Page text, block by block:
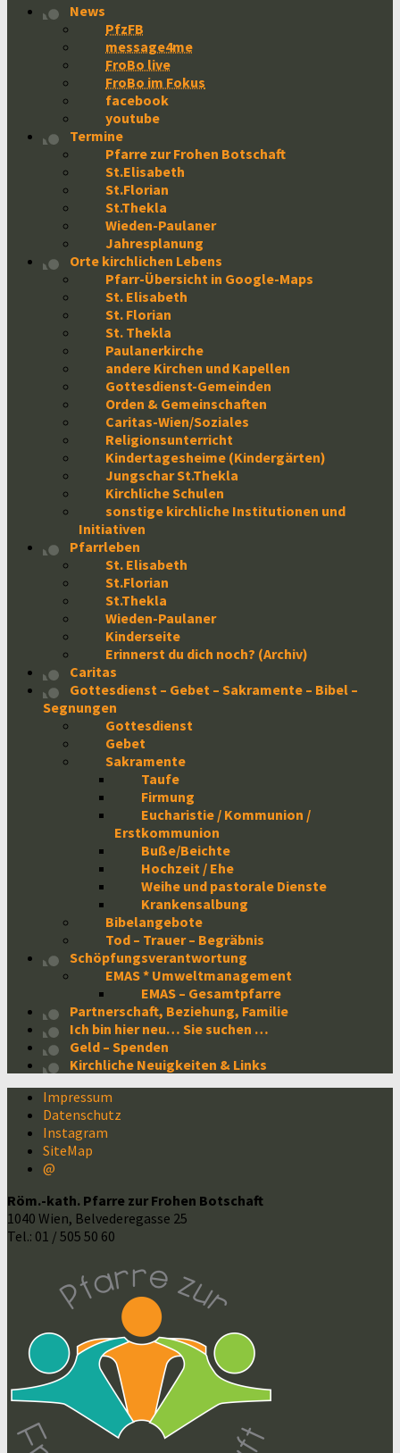
News
PfzFB
message4me
FroBo live
FroBo im Fokus
facebook
youtube
Termine
Pfarre zur Frohen Botschaft
St.Elisabeth
St.Florian
St.Thekla
Wieden-Paulaner
Jahresplanung
Orte kirchlichen Lebens
Pfarr-Übersicht in Google-Maps
St. Elisabeth
St. Florian
St. Thekla
Paulanerkirche
andere Kirchen und Kapellen
Gottesdienst-Gemeinden
Orden & Gemeinschaften
Caritas-Wien/Soziales
Religionsunterricht
Kindertagesheime (Kindergärten)
Jungschar St.Thekla
Kirchliche Schulen
sonstige kirchliche Institutionen und
Initiativen
Pfarrleben
St. Elisabeth
St.Florian
St.Thekla
Wieden-Paulaner
Kinderseite
Erinnerst du dich noch? (Archiv)
Caritas
Gottesdienst – Gebet – Sakramente – Bibel –
Segnungen
Gottesdienst
Gebet
Sakramente
Taufe
Firmung
Eucharistie / Kommunion /
Erstkommunion
Buße/Beichte
Hochzeit / Ehe
Weihe und pastorale Dienste
Krankensalbung
Bibelangebote
Tod – Trauer – Begräbnis
Schöpfungsverantwortung
EMAS * Umweltmanagement
EMAS – Gesamtpfarre
Partnerschaft, Beziehung, Familie
Ich bin hier neu… Sie suchen …
Geld – Spenden
Kirchliche Neuigkeiten & Links
Impressum
Datenschutz
Instagram
SiteMap
@
Röm.-kath. Pfarre zur Frohen Botschaft
1040 Wien, Belvederegasse 25
Tel.: 01 / 505 50 60